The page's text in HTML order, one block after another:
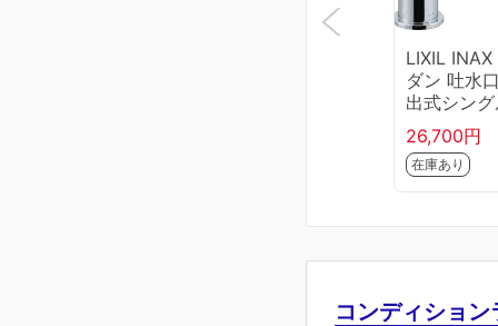
LIXIL INAX
ダン 吐水
出式シン
レバー混
栓(泡沫式)
E345SYC
26,700円
在庫あり
コンディション